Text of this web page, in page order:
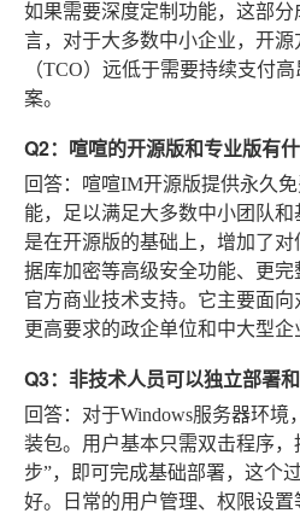
如果需要深度定制功能，这部
言，对于大多数中小企业，开
（TCO）远低于需要持续支付
案。
Q2：喧喧的开源版和专业版有什
回答：喧喧IM开源版提供永久
能，足以满足大多数中小团队和
是在开源版的基础上，增加了
据库加密等高级安全功能、更
官方商业技术支持。它主要面
更高要求的政企单位和中大型企
Q3：非技术人员可以独立部署
回答：对于Windows服务器环
装包。用户基本只需双击程序
步”，即可完成基础部署，这个
好。日常的用户管理、权限设置